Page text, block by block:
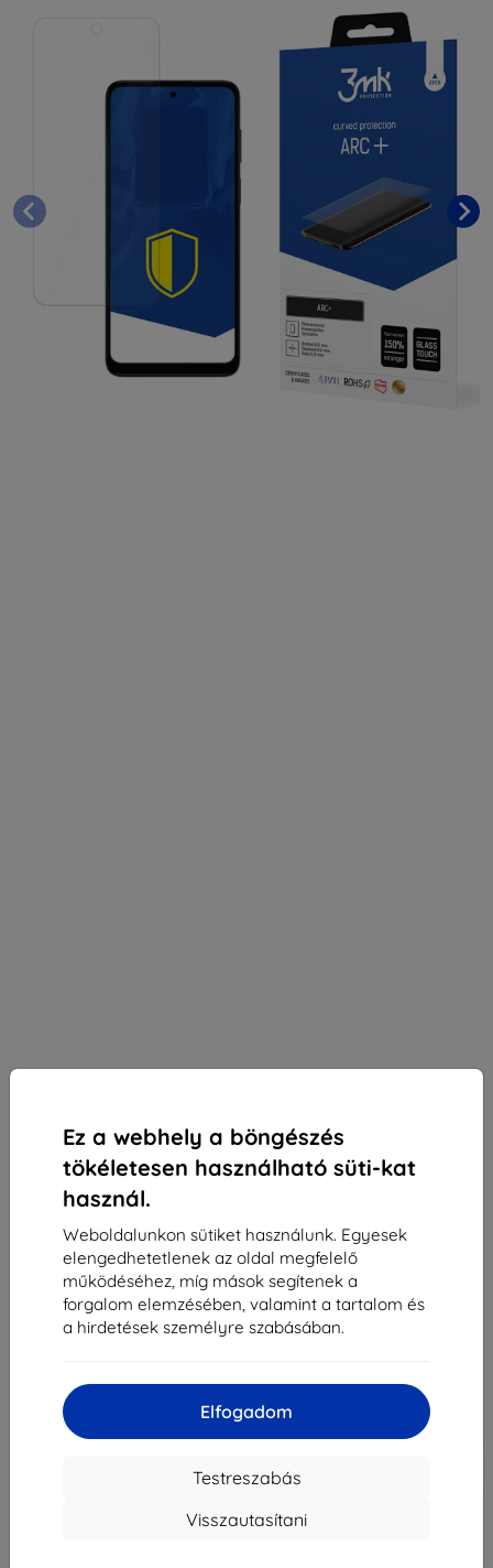
Ez a webhely a böngészés
tökéletesen használható süti-kat
használ.
Weboldalunkon sütiket használunk. Egyesek
elengedhetetlenek az oldal megfelelő
működéséhez, míg mások segítenek a
forgalom elemzésében, valamint a tartalom és
a hirdetések személyre szabásában.
Elfogadom
Testreszabás
Visszautasítani
3MK Folia ARC+ FS Motorola Moto G22 teljes
kijelzős fólia
Alkalmas: Motorola Moto G22
Leírás és specifikáció
3 990 Ft
3 591 Ft
Ár ÁFA nelkül